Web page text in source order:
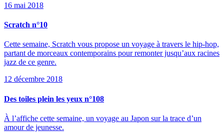
16 mai 2018
Scratch n°10
Cette semaine, Scratch vous propose un voyage à travers le hip-hop,
partant de morceaux contemporains pour remonter jusqu’aux racines
jazz de ce genre.
12 décembre 2018
Des toiles plein les yeux n°108
À l’affiche cette semaine, un voyage au Japon sur la trace d’un
amour de jeunesse.